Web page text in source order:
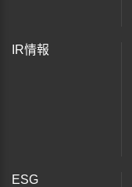
IR情報
ESG